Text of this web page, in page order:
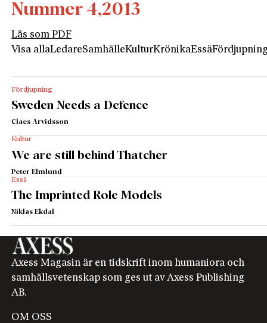
Nummer 4,2013
Läs som PDF
Visa allaLedareSamhälleKulturKrönikaEssä
Fördjupning
Sweden Needs a Defence
Claes Arvidsson
Kultur
We are still behind Thatcher
Peter Elmlund
Essä
The Imprinted Role Models
Niklas Ekdal
Axess Magasin är en tidskrift inom humaniora och
samhällsvetenskap som ges ut av Axess Publishing
AB.
OM OSS